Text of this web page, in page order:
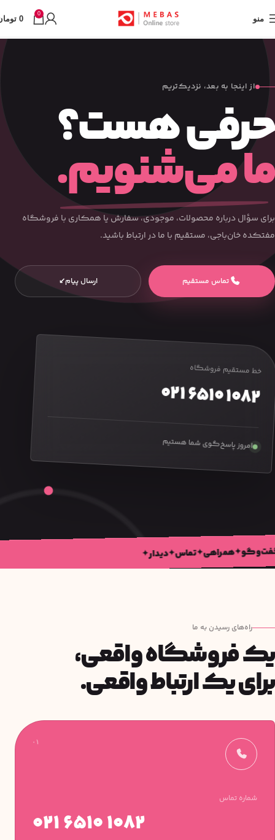
منو
0
0
از اینجا به بعد، نزدیک‌تریم
حرفی هست؟
ما می‌شنویم.
برای سؤال درباره محصولات، موجودی، سفارش یا همکاری با فروشگاه
مفتکده خان‌باجی، مستقیم با ما در ارتباط باشید.
تماس مستقیم ارسال پیام↙
خط مستقیم فروشگاه
۰۲۱ ۶۵۱۰ ۱۰۸۲
امروز پاسخ‌گوی شما هستیم
✦همراهی✦تماس✦دیدار✦
راه‌های رسیدن به ما
یک فروشگاه واقعی،
برای یک ارتباط واقعی.
۰۱
شماره تماس
۰۲۱ ۶۵۱۰ ۱۰۸۲